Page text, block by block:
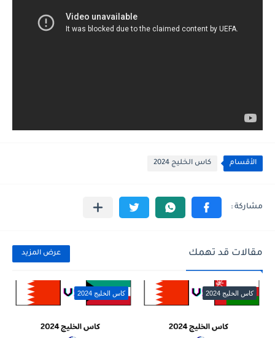
الأقسام كاس الخليج 2024
مقالات قد تهمك عرض المزيد
كاس الخليج 2024 كاس الخليج 2024